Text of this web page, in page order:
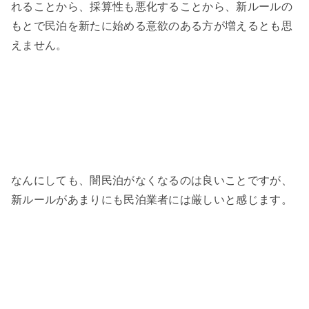
れることから、採算性も悪化することから、新ルールの
もとで民泊を新たに始める意欲のある方が増えるとも思
えません。
なんにしても、闇民泊がなくなるのは良いことですが、
新ルールがあまりにも民泊業者には厳しいと感じます。